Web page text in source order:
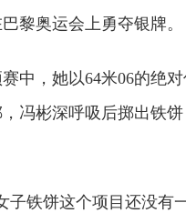
黎奥运会上勇夺银牌。
中，她以64米06的绝对
冯彬深呼吸后掷出铁
铁饼这个项目还没有